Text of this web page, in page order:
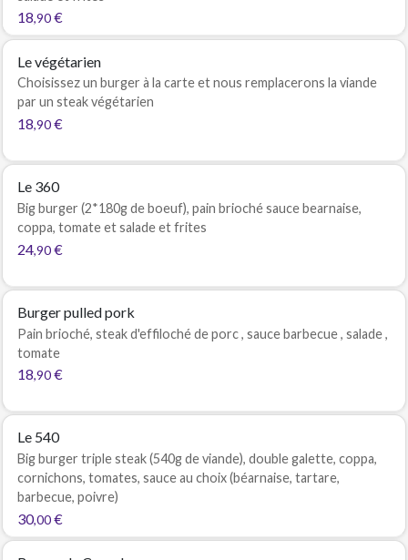
18,90 €
Le végétarien
Choisissez un burger à la carte et nous remplacerons la viande
par un steak végétarien
18,90 €
Le 360
Big burger (2*180g de boeuf), pain brioché sauce bearnaise,
coppa, tomate et salade et frites
24,90 €
Burger pulled pork
Pain brioché, steak d'effiloché de porc , sauce barbecue , salade ,
tomate
18,90 €
Le 540
Big burger triple steak (540g de viande), double galette, coppa,
cornichons, tomates, sauce au choix (béarnaise, tartare,
barbecue, poivre)
30,00 €